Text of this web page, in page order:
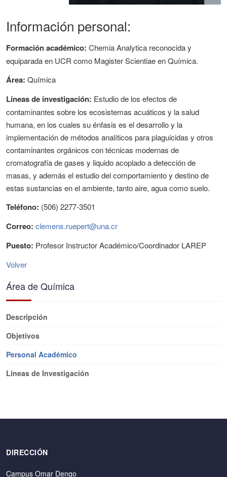
Información personal:
Formación académico: Chemia Analytica reconocida y
equiparada en UCR como Magister Scientiae en Química.
Área: Química
Líneas de investigación: Estudio de los efectos de
contaminantes sobre los ecosistemas acuáticos y la salud
humana, en los cuales su énfasis es el desarrollo y la
implementación de métodos analíticos para plaguicidas y otros
contaminantes orgánicos con técnicas modernas de
cromatografía de gases y liquido acoplado a detección de
masas, y además el estudio del comportamiento y destino de
estas sustancias en el ambiente, tanto aire, agua como suelo.
Teléfono: (506) 2277-3501
Correo: clemens.ruepert@una.cr
Puesto: Profesor Instructor Académico/Coordinador LAREP
Volver
Área de Química
Descripción
Objetivos
Personal Académico
Líneas de Investigación
DIRECCIÓN
Campus Omar Dengo